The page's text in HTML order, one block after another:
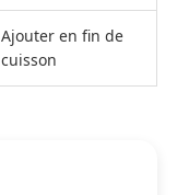
Ajouter en fin de
cuisson